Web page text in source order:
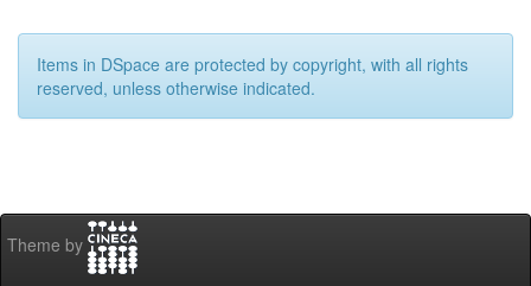
Items in DSpace are protected by copyright, with all rights
reserved, unless otherwise indicated.
Theme by